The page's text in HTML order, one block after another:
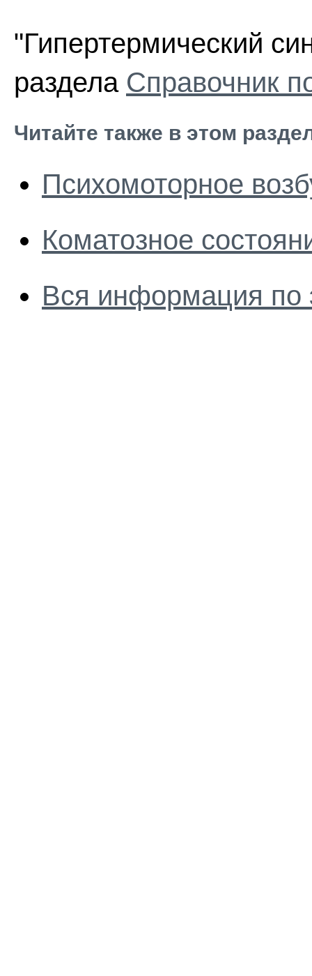
"Гипертермический
раздела Справочник
Читайте также в этом
Психомоторное
Коматозное
Вся информация по